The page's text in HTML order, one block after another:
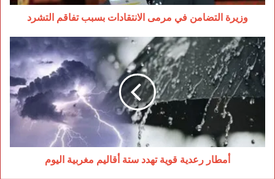
وزيرة التضامن في مرمى الانتقادات بسبب تفاقم التشرد
أمطار
رعدية
قوية
تهدد
ستة
أقاليم
مغربية
اليوم
أمطار رعدية قوية تهدد ستة أقاليم مغربية اليوم